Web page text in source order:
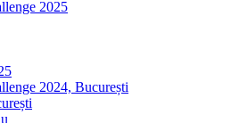
2025
2024, București